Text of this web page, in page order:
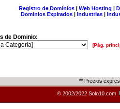
Registro de Dominios| Web Hosting |
Dominios Expirados | Industrias |
de Dominio:
[Pág.
** Precios
© 2002/2022 Solo10.com